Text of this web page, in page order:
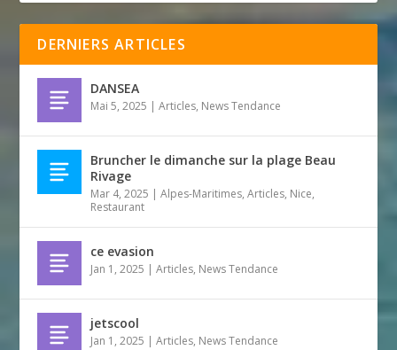
DERNIERS ARTICLES
DANSEA
Mai 5, 2025 |Articles, News Tendance
Bruncher le dimanche sur la plage Beau
Rivage
Mar 4, 2025 |Alpes-Maritimes,Articles, Nice,
Restaurant
ce evasion
Jan 1, 2025 |Articles, News Tendance
jetscool
Jan 1, 2025 |Articles, News Tendance